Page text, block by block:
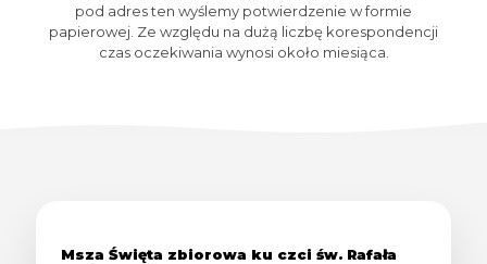
pod adres ten wyślemy potwierdzenie w formie
papierowej. Ze względu na dużą liczbę korespondencji
czas oczekiwania wynosi około miesiąca.
Msza Święta zbiorowa ku czci św. Rafała